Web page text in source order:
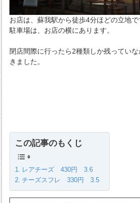
お店は、蘇我駅から徒歩4分ほどの立地で
駐車場は、お店の横にあります。
閉店間際に行ったら2種類しか残ってい
きました。
この記事のもくじ
レアチーズ 430円 3.6
チーズスフレ 330円 3.5